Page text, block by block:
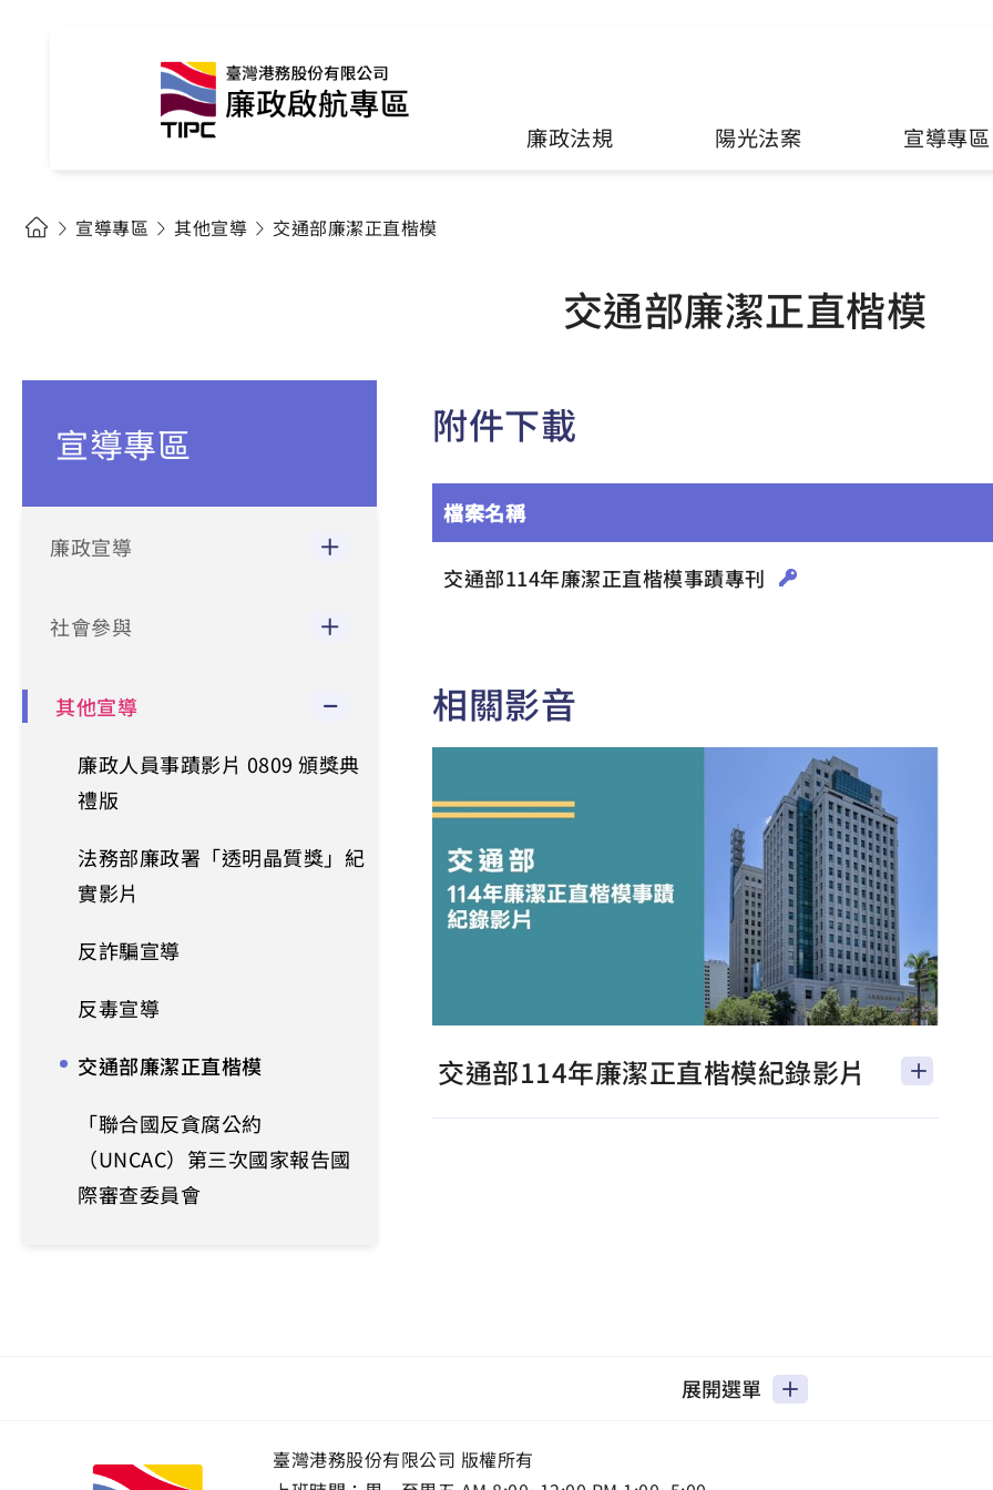
廉政法規 陽光法案 宣導專區
宣導專區 其他宣導 交通部廉潔正直楷模
交通部廉潔正直楷模
宣導專區
廉政宣導
社會參與
其他宣導
廉政人員事蹟影片 0809 頒獎典
禮版
法務部廉政署「透明晶質獎」紀
實影片
反詐騙宣導
反毒宣導
交通部廉潔正直楷模
「聯合國反貪腐公約
（UNCAC）第三次國家報告國
際審查委員會
附件下載
檔案名稱
交通部114年廉潔正直楷模事蹟專刊
相關影音
交通部114年廉潔正直楷模紀錄影片
展開選單
臺灣港務股份有限公司 版權所有